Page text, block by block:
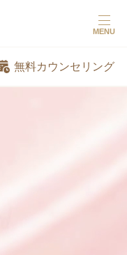
MENU
無料カウンセリング